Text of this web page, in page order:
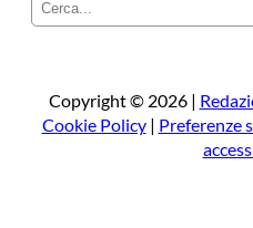
Copyright © 2026 |
Cookie Policy| Preferenze